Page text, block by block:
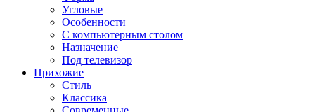
Угловые
Особенности
С компьютерным столом
Назначение
Под телевизор
Прихожие
Стиль
Классика